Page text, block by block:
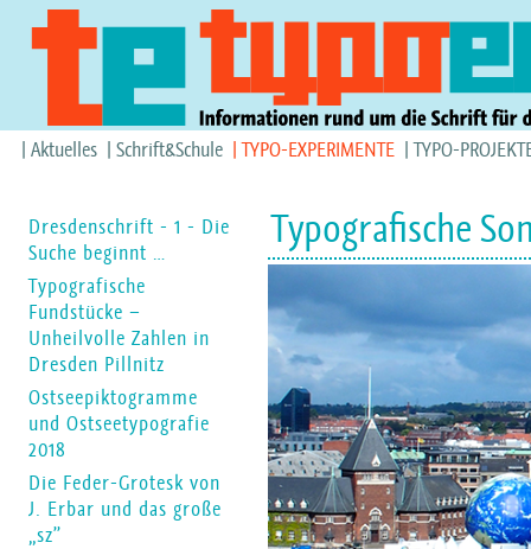
Aktuelles Schrift&Schule TYPO-EXPERIMENTE TYPO-
Typografische
Dresdenschrift - 1 - Die
Suche beginnt …
Typografische
Fundstücke –
Unheilvolle Zahlen in
Dresden Pillnitz
Ostseepiktogramme
und Ostseetypografie
2018
Die Feder-Grotesk von
J. Erbar und das große
„sz”